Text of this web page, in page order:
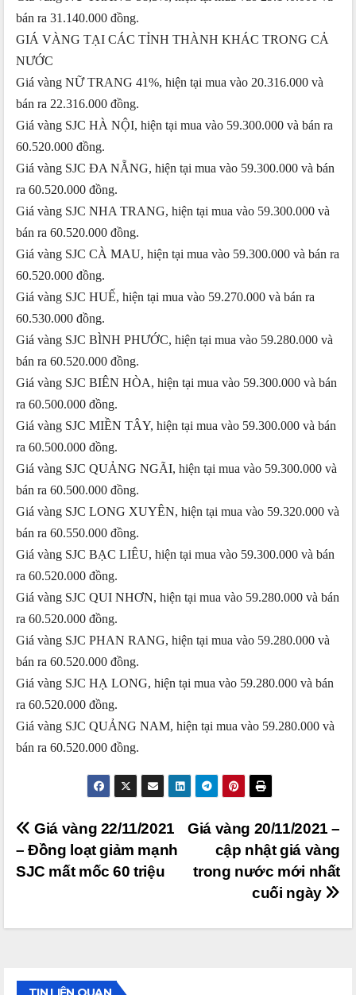
bán ra 31.140.000 đồng.
GIÁ VÀNG TẠI CÁC TỈNH THÀNH KHÁC TRONG CẢ
NƯỚC
Giá vàng NỮ TRANG 41%, hiện tại mua vào 20.316.000 và
bán ra 22.316.000 đồng.
Giá vàng SJC HÀ NỘI, hiện tại mua vào 59.300.000 và bán ra
60.520.000 đồng.
Giá vàng SJC ĐA NẴNG, hiện tại mua vào 59.300.000 và bán
ra 60.520.000 đồng.
Giá vàng SJC NHA TRANG, hiện tại mua vào 59.300.000 và
bán ra 60.520.000 đồng.
Giá vàng SJC CÀ MAU, hiện tại mua vào 59.300.000 và bán ra
60.520.000 đồng.
Giá vàng SJC HUẾ, hiện tại mua vào 59.270.000 và bán ra
60.530.000 đồng.
Giá vàng SJC BÌNH PHƯỚC, hiện tại mua vào 59.280.000 và
bán ra 60.520.000 đồng.
Giá vàng SJC BIÊN HÒA, hiện tại mua vào 59.300.000 và bán
ra 60.500.000 đồng.
Giá vàng SJC MIỀN TÂY, hiện tại mua vào 59.300.000 và bán
ra 60.500.000 đồng.
Giá vàng SJC QUẢNG NGÃI, hiện tại mua vào 59.300.000 và
bán ra 60.500.000 đồng.
Giá vàng SJC LONG XUYÊN, hiện tại mua vào 59.320.000 và
bán ra 60.550.000 đồng.
Giá vàng SJC BẠC LIÊU, hiện tại mua vào 59.300.000 và bán
ra 60.520.000 đồng.
Giá vàng SJC QUI NHƠN, hiện tại mua vào 59.280.000 và bán
ra 60.520.000 đồng.
Giá vàng SJC PHAN RANG, hiện tại mua vào 59.280.000 và
bán ra 60.520.000 đồng.
Giá vàng SJC HẠ LONG, hiện tại mua vào 59.280.000 và bán
ra 60.520.000 đồng.
Giá vàng SJC QUẢNG NAM, hiện tại mua vào 59.280.000 và
bán ra 60.520.000 đồng.
Điều
hướng
bài
Giá vàng 20/11/2021 –
cập nhật giá vàng
trong nước mới nhất
cuối ngày
Giá vàng 22/11/2021
– Đồng loạt giảm mạnh
SJC mất mốc 60 triệu